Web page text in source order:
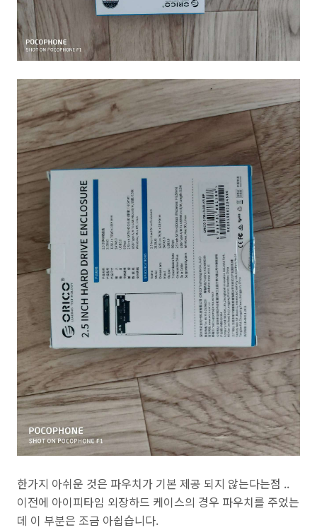
한가지 아쉬운 것은 파우치가 기본 제공 되지 않는다는점 ..
이전에 아이피타임 외장하드 케이스의 경우 파우치를 주었는
데 이 부분은 조금 아쉽습니다.